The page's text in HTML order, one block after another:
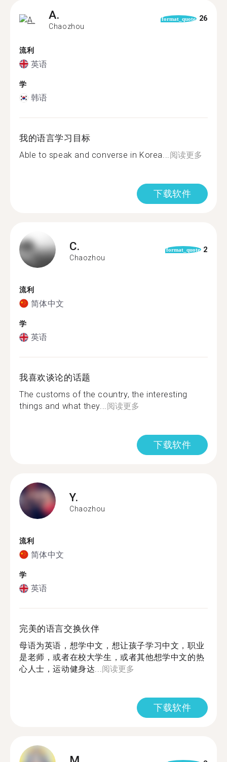
A.
Chaozhou
format_quote 26
流利
英语
学
韩语
我的语言学习目标
Able to speak and converse in Korea...阅读更多
下载软件
C.
Chaozhou
format_quote 2
流利
简体中文
学
英语
我喜欢谈论的话题
The customs of the country, the interesting
things and what they...阅读更多
下载软件
Y.
Chaozhou
流利
简体中文
学
英语
完美的语言交换伙伴
母语为英语，想学中文，想让孩子学习中文，职业
是老师，或者在校大学生，或者其他想学中文的热
心人士，运动健身达...阅读更多
下载软件